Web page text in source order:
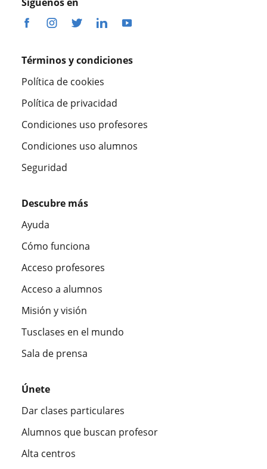
Términos y condiciones
Política de cookies
Política de privacidad
Condiciones uso profesores
Condiciones uso alumnos
Seguridad
Descubre más
Ayuda
Cómo funciona
Acceso profesores
Acceso a alumnos
Misión y visión
Tusclases en el mundo
Sala de prensa
Únete
Dar clases particulares
Alumnos que buscan profesor
Alta centros